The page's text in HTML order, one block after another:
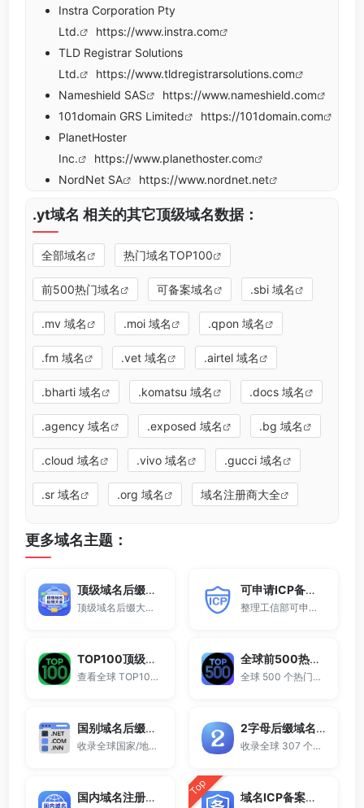
Instra Corporation Pty
Ltd.
https://www.instra.com
TLD Registrar Solutions
Ltd.
https://www.tldregistrarsolutions.com
Nameshield SAS
https://www.nameshield.com
101domain GRS Limited
https://101domain.com
PlanetHoster
Inc.
https://www.planethoster.com
NordNet SA
https://www.nordnet.net
.yt域名 相关的其它顶级域名数据：
全部域名 热门域名TOP100
前500热门域名 可备案域名 .sbi 域名
.mv 域名 .moi 域名 .qpon 域名
.fm 域名 .vet 域名 .airtel 域名
.bharti 域名 .komatsu 域名 .docs 域名
.agency 域名 .exposed 域名 .bg 域名
.cloud 域名 .vivo 域名 .gucci 域名
.sr 域名 .org 域名 域名注册商大全
更多域名主题：
顶级域名后缀大全
顶级域名后缀大全收录全球已开放注册的所有TLD后缀，包括gTLD、ccTLD、品牌域名后缀等。
可申请ICP备案域名后缀大全
整理工信部可申请ICP网站备案的域名后缀大全。
TOP100顶级域名后缀排名榜
查看全球 TOP100 域名后缀。
全球前500热门域名后缀排行
全球 500 个热门域名后缀排名，展示注册量排行、是否可备案、适用范围与用途简介，帮助企业与个人在 2025 年快速选择合适的顶级域名。
国别域名后缀大全
收录全球国家/地区代码顶级域名。
2字母后缀域名大全
收录全球 307 个两字符域名后缀。
国内域名注册商大全 Top 域名ICP备案查询